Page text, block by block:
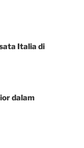
Italia di
dalam